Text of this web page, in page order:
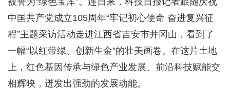
中国共产党成立105周年“牢记初心使命 奋进复兴征
程”主题采访活动走进江西省吉安市井冈山，看到了
一幅“以红带绿、创新生金”的壮美画卷。在这片土地
上，红色基因传承与绿色产业发展、前沿科技赋能交
相辉映，迸发出强劲的发展动能。